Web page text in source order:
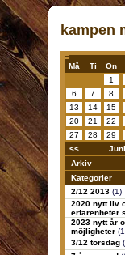
kampen
Må Ti On
1
6
7 8
13
14 15
20
21 22
27
28 29
<<
Arkiv
Kategorier
2/12 2013 (1)
2020 nytt liv
erfarenheter
2023 nytt år
möjligheter
3/12 torsdag